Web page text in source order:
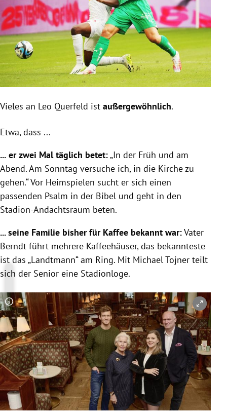
Vieles an Leo Querfeld ist außergewöhnlich.
Etwa, dass ...
... er zwei Mal täglich betet:„In der Früh und am
Abend. Am Sonntag versuche ich, in die Kirche zu
gehen.“ Vor Heimspielen sucht er sich einen
passenden Psalm in der Bibel und geht in den
Stadion-Andachtsraum beten.
... seine Familie bisher für Kaffee bekannt war:Vater
Berndt führt mehrere Kaffeehäuser, das bekannteste
ist das „Landtmann“ am Ring. Mit Michael Tojner teilt
sich der Senior eine Stadionloge.
Copyright-Hinweis öffnen/schließen